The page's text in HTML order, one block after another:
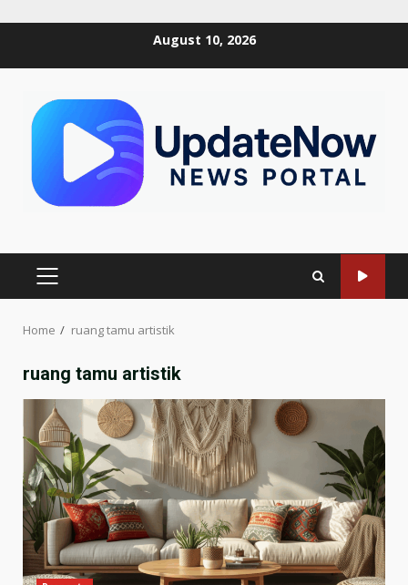
August 10, 2026
PRIMARY
Home ruang tamu artistik
ruang tamu artistik